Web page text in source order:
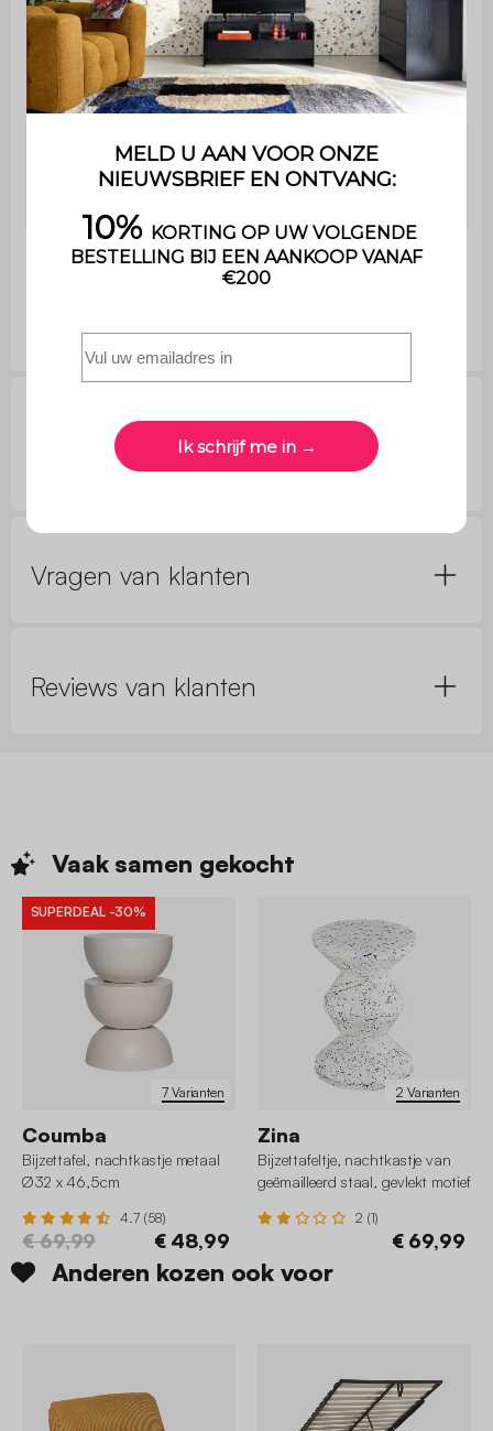
Afmetingen
van het
meubel
Ø32 x H 43,5cm
Maximaal
gewicht
75kg
Netto
4,3kg
Repareerbaarheidscore, normen en
garanties
Vragen van klanten
Reviews van klanten
Vaak samen gekocht
7 Varianten
SUPERDEAL -30%
Coumba
Bijzettafel, nachtkastje metaal
Ø32 x 46,5cm
4.7 (58)
€ 69,99 € 48,99
2 Varianten
Zina
Bijzettafeltje, nachtkastje van
geëmailleerd staal, gevlekt motief
2 (1)
€ 69,99
Anderen kozen ook voor